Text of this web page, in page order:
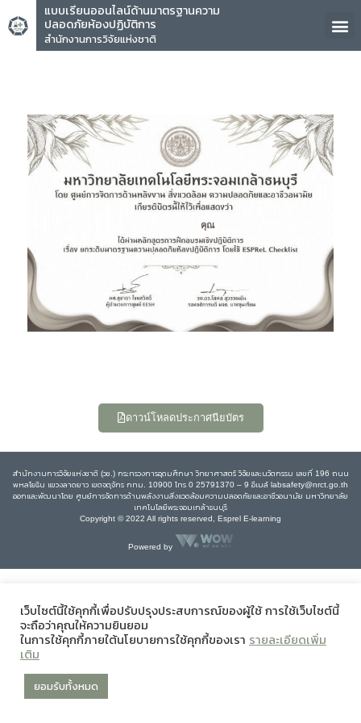
แบบเรียนออนไลน์ด้านมาตรฐานความ
ปลอดภัยห้องปฏิบัติการ
สำนักงานการวิจัยแห่งชาติ
คุณ
ดาวน์โหลดประกาศนียบัตร
สำนักงานการวิจัยแห่งชาติ (วช.) กระทรวงการอุดมศึกษา วิทยาศาสตร์ วิจัยและนวัตกรรม เลขที่ 196 ถนน
พหลโยธิน แขวงลาดยาว เขตจตุจักร กทม. 10900 โทร 0 25791370 – 9 อีเมล์ labsafety@nrct.go.th
ออกและพัฒนาโดย ศูนย์การจัดการด้านพลังงานสิ่งแวดล้อมความปลอดภัยและอาชีวอนามัย มหาวิทยาลัย
เทคโนโลยีพระจอมเกล้าธนบุรี
Copyright © 2022 All rights reserved, Esprel E-learning
Powered by
เว็บไซต์นี้ใช้คุกกี้เพื่อปรับปรุงประสบการณ์ของผู้ใช้ การใช้เว็บไซต์นี้
จะถือว่าคุณให้ความยินยอม
ในการใช้คุกกี้ภายใต้นโยบายการใช้คุกกี้ของเรา รายละเอียดเพิ่ม
เติม
ยอมรับทั้งหมด